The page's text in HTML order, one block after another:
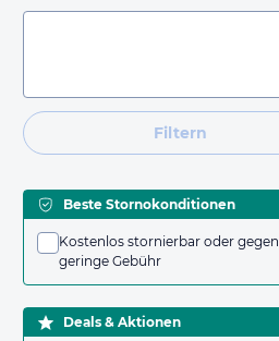
Filtern
Beste Stornokonditionen
Kostenlos stornierbar oder gegen
geringe Gebühr
Deals & Aktionen